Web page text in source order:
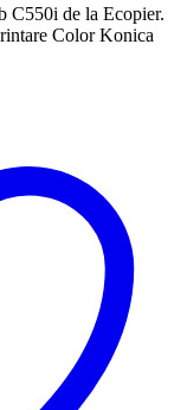
C550i de la Ecopier.
Color Konica